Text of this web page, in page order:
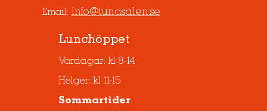
Email: info@tunasalen.se
Lunchöppet
Vardagar: kl 8-14
Helger: kl 11-15
Sommartider